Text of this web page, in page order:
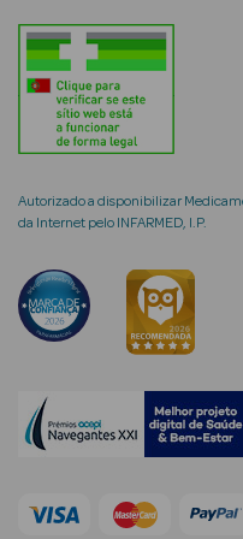
Rosto e
Ver Tudo
Rosto
Hidratantes
Creme de Olhos
envelhecimento
Autorizado a disponibilizar
da Internet pelo INFARMED, I.P.